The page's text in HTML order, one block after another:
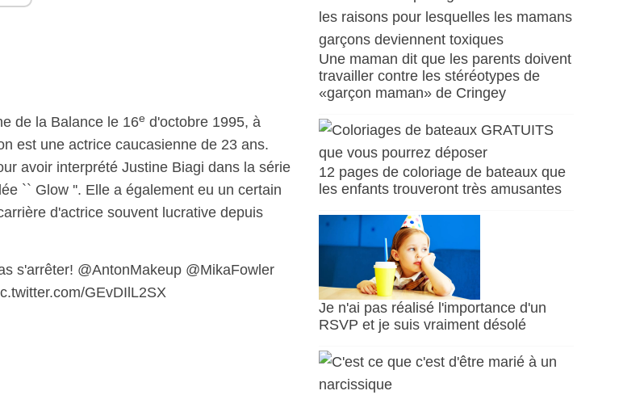
de la Balance le 16e d'octobre 1995, à
est une actrice caucasienne de 23 ans.
avoir interprété Justine Biagi dans la série
`` Glow ''. Elle a également eu un certain
d'actrice souvent lucrative depuis
s'arrêter! @AntonMakeup @MikaFowler
GEvDIlL2SX
Une maman dit que les parents doivent
travailler contre les stéréotypes de
«garçon maman» de Cringey
12 pages de coloriage de bateaux que
les enfants trouveront très amusantes
Je n'ai pas réalisé l'importance d'un
RSVP et je suis vraiment désolé